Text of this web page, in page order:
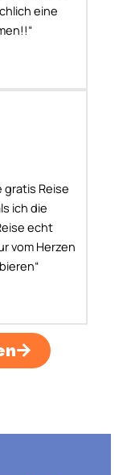
eine
gratis Reise
ich die
echt
vom Herzen